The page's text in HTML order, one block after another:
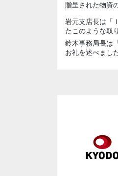
贈呈された物資
岩元支店長は「
たこのような取
鈴木事務局長は
お礼を述べました